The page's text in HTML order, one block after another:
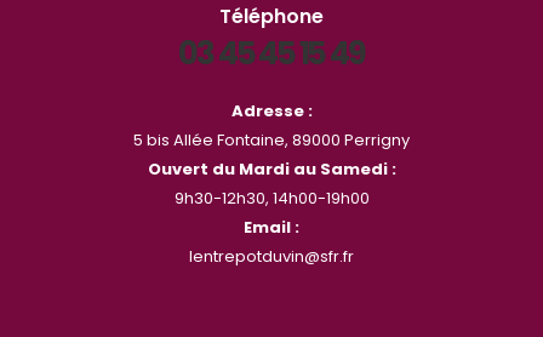
Téléphone
03 45 45 15 49
Adresse :
5 bis Allée Fontaine, 89000 Perrigny
Ouvert du Mardi au Samedi :
9h30-12h30, 14h00-19h00
Email :
lentrepotduvin@sfr.fr